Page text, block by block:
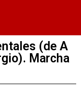
(de A
Marcha